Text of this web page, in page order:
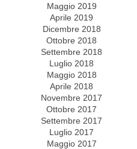
Maggio 2019
Aprile 2019
Dicembre 2018
Ottobre 2018
Settembre 2018
Luglio 2018
Maggio 2018
Aprile 2018
Novembre 2017
Ottobre 2017
Settembre 2017
Luglio 2017
Maggio 2017